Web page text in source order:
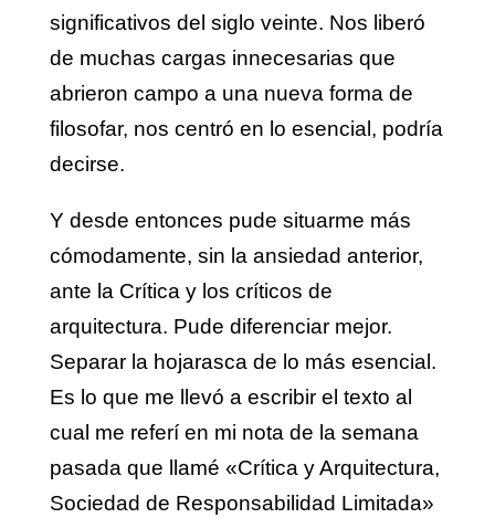
significativos del siglo veinte. Nos liberó
de muchas cargas innecesarias que
abrieron campo a una nueva forma de
filosofar, nos centró en lo esencial, podría
decirse.
Y desde entonces pude situarme más
cómodamente, sin la ansiedad anterior,
ante la Crítica y los críticos de
arquitectura. Pude diferenciar mejor.
Separar la hojarasca de lo más esencial.
Es lo que me llevó a escribir el texto al
cual me referí en mi nota de la semana
pasada que llamé «Crítica y Arquitectura,
Sociedad de Responsabilidad Limitada»